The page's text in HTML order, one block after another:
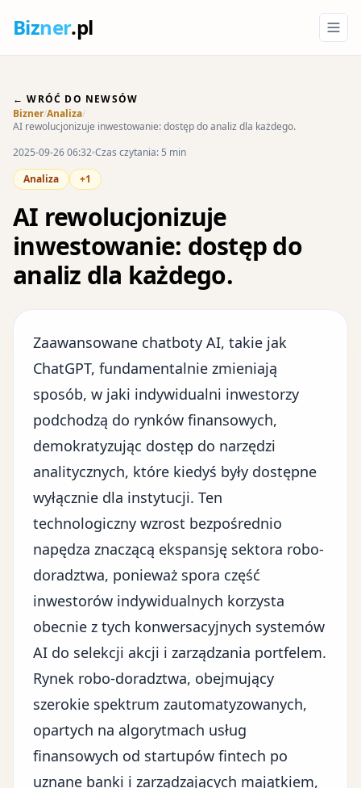
Bizner.pl
← WRÓĆ DO NEWSÓW
Bizner/Analiza/
AI rewolucjonizuje inwestowanie: dostęp do analiz dla każdego.
2025-09-26 06:32 Czas czytania: 5 min
Analiza
+1
AI rewolucjonizuje
inwestowanie: dostęp do
analiz dla każdego.
Zaawansowane chatboty AI, takie jak
ChatGPT, fundamentalnie zmieniają
sposób, w jaki indywidualni inwestorzy
podchodzą do rynków finansowych,
demokratyzując dostęp do narzędzi
analitycznych, które kiedyś były dostępne
wyłącznie dla instytucji. Ten
technologiczny wzrost bezpośrednio
napędza znaczącą ekspansję sektora robo-
doradztwa, ponieważ spora część
inwestorów indywidualnych korzysta
obecnie z tych konwersacyjnych systemów
AI do selekcji akcji i zarządzania portfelem.
Rynek robo-doradztwa, obejmujący
szerokie spektrum zautomatyzowanych,
opartych na algorytmach usług
finansowych od startupów fintech po
uznane banki i zarządzających majątkiem,